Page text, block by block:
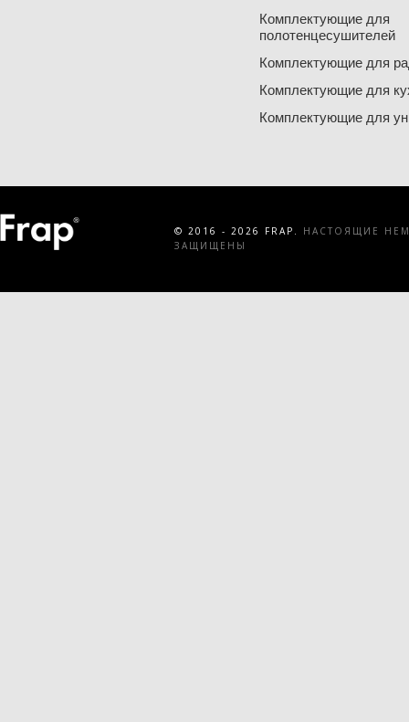
Комплектующие для
полотенцесушителей
Комплектующие для
Комплектующие для
Комплектующие для
© 2016 - 2026 FRAP.
НАСТОЯЩИЕ
ЗАЩИЩЕНЫ